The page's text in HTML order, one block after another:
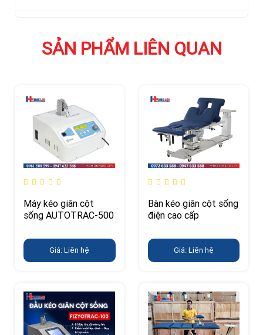
SẢN PHẨM LIÊN QUAN
Máy kéo giãn cột
sống AUTOTRAC-500
Giá: Liên hệ
Bàn kéo giãn cột sống
điện cao cấp
Giá: Liên hệ